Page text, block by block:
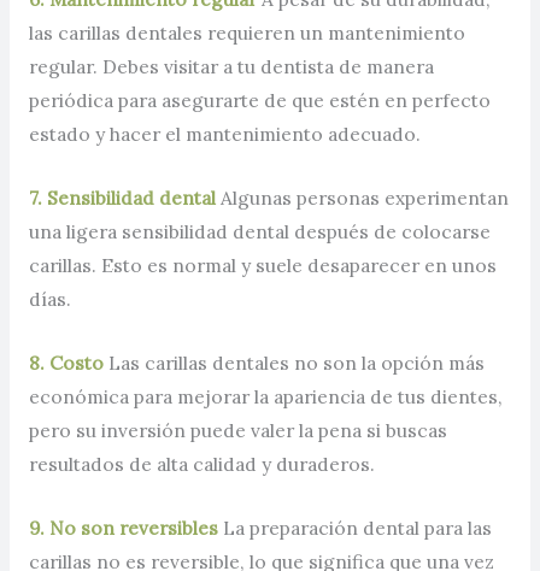
las carillas dentales requieren un mantenimiento
regular. Debes visitar a tu dentista de manera
periódica para asegurarte de que estén en perfecto
estado y hacer el mantenimiento adecuado.
7. Sensibilidad dental Algunas personas experimentan
una ligera sensibilidad dental después de colocarse
carillas. Esto es normal y suele desaparecer en unos
días.
8. CostoLas carillas dentales no son la opción más
económica para mejorar la apariencia de tus dientes,
pero su inversión puede valer la pena si buscas
resultados de alta calidad y duraderos.
9. No son reversibles La preparación dental para las
carillas no es reversible, lo que significa que una vez